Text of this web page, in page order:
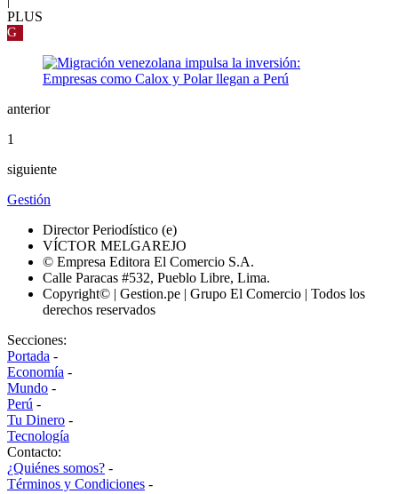
PLUS
G
anterior
1
siguiente
Gestión
Director Periodístico (e)
VÍCTOR MELGAREJO
© Empresa Editora El Comercio S.A.
Calle Paracas #532, Pueblo Libre, Lima.
Copyright© | Gestion.pe | Grupo El Comercio | Todos los
derechos reservados
Secciones:
Portada -
Economía -
Mundo -
Perú -
Tu Dinero -
Tecnología
Contacto:
¿Quiénes somos? -
Términos y Condiciones -